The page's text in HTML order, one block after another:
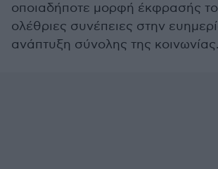
οποιαδήποτε μορφή έκφρασής
ολέθριες συνέπειες στην
ανάπτυξη σύνολης της κοινωνίας.